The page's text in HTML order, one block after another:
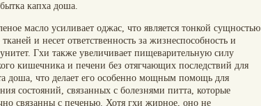
капха доша.
масло усиливает оджас, что является тонкой сущностью
тканей и несет ответственность за жизнеспособность и
Гхи также увеличивает пищеварительную силу
кишечника и печени без отягчающих последствий для
доша, что делает его особенно мощным помощь для
состояний, связанных с болезнями питта, которые
связанны с печенью. Хотя гхи жирное, оно не